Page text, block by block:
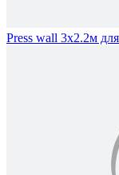
Press wall 3х2.2м